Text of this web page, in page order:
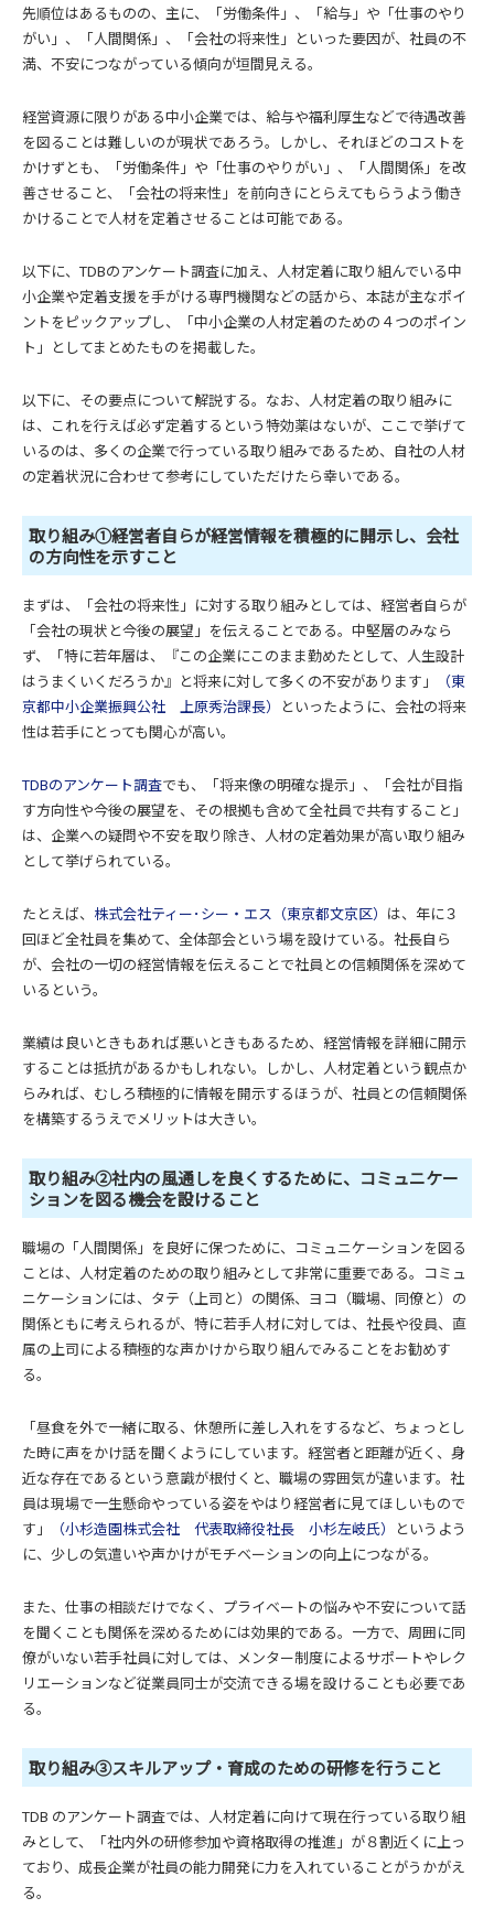
先順位はあるものの、主に、「労働条件」、「給与」や「仕事のやり
がい」、「人間関係」、「会社の将来性」といった要因が、社員の不
満、不安につながっている傾向が垣間見える。
経営資源に限りがある中小企業では、給与や福利厚生などで待遇改善
を図ることは難しいのが現状であろう。しかし、それほどのコストを
かけずとも、「労働条件」や「仕事のやりがい」、「人間関係」を改
善させること、「会社の将来性」を前向きにとらえてもらうよう働き
かけることで人材を定着させることは可能である。
以下に、TDBのアンケート調査に加え、人材定着に取り組んでいる中
小企業や定着支援を手がける専門機関などの話から、本誌が主なポイ
ントをピックアップし、「中小企業の人材定着のための４つのポイン
ト」としてまとめたものを掲載した。
以下に、その要点について解説する。なお、人材定着の取り組みに
は、これを行えば必ず定着するという特効薬はないが、ここで挙げて
いるのは、多くの企業で行っている取り組みであるため、自社の人材
の定着状況に合わせて参考にしていただけたら幸いである。
取り組み①経営者自らが経営情報を積極的に開示し、会社
の方向性を示すこと
まずは、「会社の将来性」に対する取り組みとしては、経営者自らが
「会社の現状と今後の展望」を伝えることである。中堅層のみなら
ず、「特に若年層は、『この企業にこのまま勤めたとして、人生設計
はうまくいくだろうか』と将来に対して多くの不安があります」
（東
京都中小企業振興公社 上原秀治課長）
といったように、会社の将来
性は若手にとっても関心が高い。
TDBのアンケート調査でも、「将来像の明確な提示」、「会社が目指
す方向性や今後の展望を、その根拠も含めて全社員で共有すること」
は、企業への疑問や不安を取り除き、人材の定着効果が高い取り組み
として挙げられている。
たとえば、 株式会社ティー･シー・エス（東京都文京区） は、年に３
回ほど全社員を集めて、全体部会という場を設けている。社長自ら
が、会社の一切の経営情報を伝えることで社員との信頼関係を深めて
いるという。
業績は良いときもあれば悪いときもあるため、経営情報を詳細に開示
することは抵抗があるかもしれない。しかし、人材定着という観点か
らみれば、むしろ積極的に情報を開示するほうが、社員との信頼関係
を構築するうえでメリットは大きい。
取り組み②社内の風通しを良くするために、コミュニケー
ションを図る機会を設けること
職場の「人間関係」を良好に保つために、コミュニケーションを図る
ことは、人材定着のための取り組みとして非常に重要である。コミュ
ニケーションには、タテ（上司と）の関係、ヨコ（職場、同僚と）の
関係ともに考えられるが、特に若手人材に対しては、社長や役員、直
属の上司による積極的な声かけから取り組んでみることをお勧めす
る。
「昼食を外で一緒に取る、休憩所に差し入れをするなど、ちょっとし
た時に声をかけ話を聞くようにしています。経営者と距離が近く、身
近な存在であるという意識が根付くと、職場の雰囲気が違います。社
員は現場で一生懸命やっている姿をやはり経営者に見てほしいもので
す」
（小杉造園株式会社 代表取締役社長 小杉左岐氏）
というよう
に、少しの気遣いや声かけがモチベーションの向上につながる。
また、仕事の相談だけでなく、プライベートの悩みや不安について話
を聞くことも関係を深めるためには効果的である。一方で、周囲に同
僚がいない若手社員に対しては、メンター制度によるサポートやレク
リエーションなど従業員同士が交流できる場を設けることも必要であ
る。
取り組み③スキルアップ・育成のための研修を行うこと
TDB のアンケート調査では、人材定着に向けて現在行っている取り組
みとして、「社内外の研修参加や資格取得の推進」が８割近くに上っ
ており、成長企業が社員の能力開発に力を入れていることがうかがえ
る。